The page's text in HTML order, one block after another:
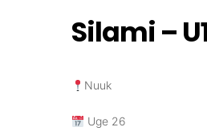
Silami –
Nuuk
Uge 26